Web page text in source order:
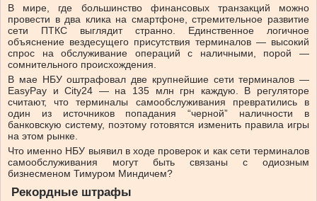
В мире, где большинство финансовых транзакций можно
провести в два клика на смартфоне, стремительное развитие
сети ПТКС выглядит странно. Единственное логичное
объяснение вездесущего присутствия терминалов — высокий
спрос на обслуживание операций с наличными, порой —
сомнительного происхождения.
В мае НБУ оштрафовал две крупнейшие сети терминалов —
EasyPay и City24 — на 135 млн грн каждую. В регуляторе
считают, что терминалы самообслуживания превратились в
один из источников попадания “черной” наличности в
банковскую систему, поэтому готовятся изменить правила игры
на этом рынке.
Что именно НБУ выявил в ходе проверок и как сети терминалов
самообслуживания могут быть связаны с одиозным
бизнесменом Тимуром Миндичем?
Рекордные штрафы